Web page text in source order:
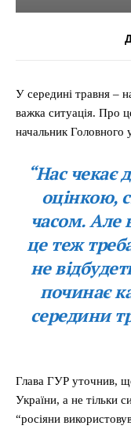
У середині травня –
важка ситуація. Про
начальник Головного
“Нас чекає
оцінкою,
часом. Але
це теж
не
починає
середини
Глава ГУР уточнив,
України, а не тільки
“росіяни